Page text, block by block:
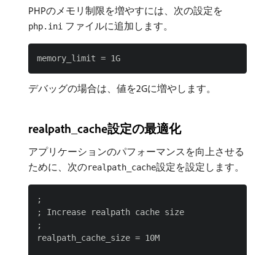
PHPのメモリ制限を増やすには、次の設定を
php.ini ファイルに追加します。
デバッグの場合は、値を2Gに増やします。
realpath_cache設定の最適化
アプリケーションのパフォーマンスを向上させる
ために、次のrealpath_cache設定を設定します。
;
; Increase realpath cache size
;
realpath_cache_size = 10M